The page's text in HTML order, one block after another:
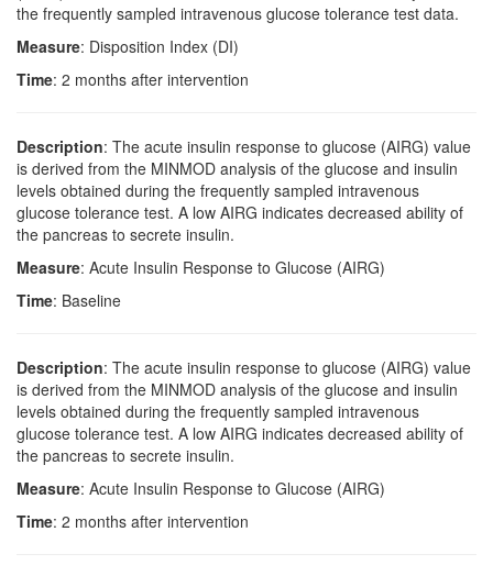
the frequently sampled intravenous glucose tolerance test data.
Measure: Disposition Index (DI)
Time: 2 months after intervention
Description: The acute insulin response to glucose (AIRG) value
is derived from the MINMOD analysis of the glucose and insulin
levels obtained during the frequently sampled intravenous
glucose tolerance test. A low AIRG indicates decreased ability of
the pancreas to secrete insulin.
Measure: Acute Insulin Response to Glucose (AIRG)
Time: Baseline
Description: The acute insulin response to glucose (AIRG) value
is derived from the MINMOD analysis of the glucose and insulin
levels obtained during the frequently sampled intravenous
glucose tolerance test. A low AIRG indicates decreased ability of
the pancreas to secrete insulin.
Measure: Acute Insulin Response to Glucose (AIRG)
Time: 2 months after intervention